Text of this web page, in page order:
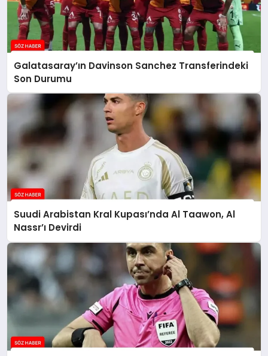
Galatasaray’ın Davinson Sanchez Transferindeki
Son Durumu
Suudi Arabistan Kral Kupası’nda Al Taawon, Al
Nassr’ı Devirdi